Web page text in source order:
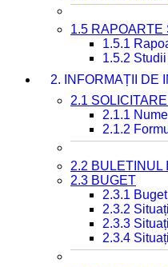
1.5 RAPOARTE
1.5.1
1.5.2
2. INFORMAȚII DE
2.1 SOLICITARE
2.1.1
2.1.2
2.2 BULETINUL
2.3 BUGET
2.3.1
2.3.2
2.3.3
2.3.4